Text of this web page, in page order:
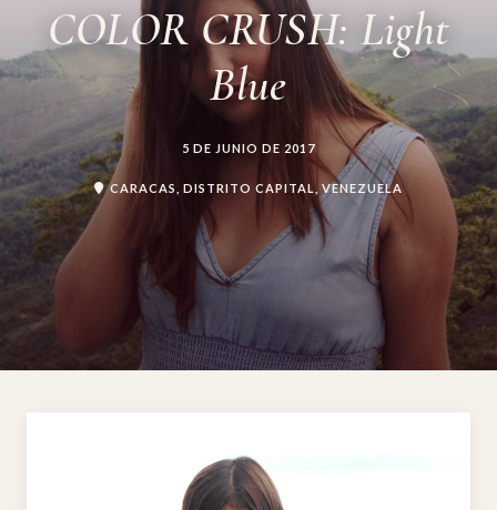
COLOR CRUSH: Light
Blue
5 DE JUNIO DE 2017
CARACAS, DISTRITO CAPITAL, VENEZUELA